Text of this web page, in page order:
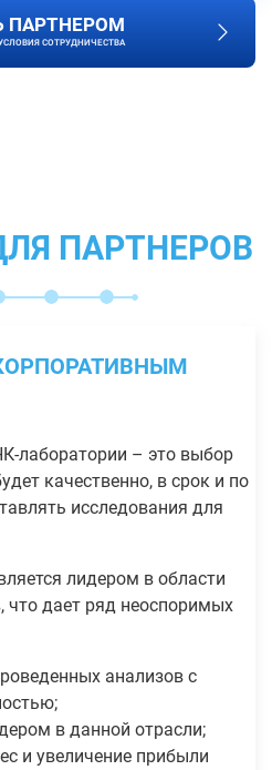
ПАРТНЕРОМ
СОТРУДНИЧЕСТВА
ПАРТНЕРОВ
лаборатории – это выбор
качественно, в срок и по
исследования для
лидером в области
что дает ряд неоспоримых
анализов с
в данной отрасли;
и увеличение прибыли